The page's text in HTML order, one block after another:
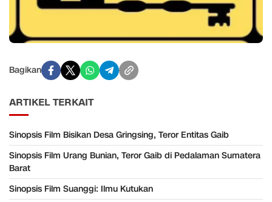
Bagikan
ARTIKEL TERKAIT
Sinopsis Film Bisikan Desa Gringsing, Teror Entitas Gaib
Sinopsis Film Urang Bunian, Teror Gaib di Pedalaman Sumatera
Barat
Sinopsis Film Suanggi: Ilmu Kutukan